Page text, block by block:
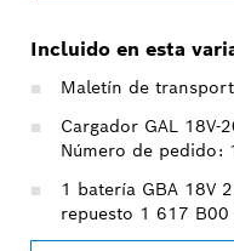
Incluido en esta
Maletín de
Cargador GAL 18V-
Número de pedido:
1 batería GBA 18V
repuesto 1 617 B00